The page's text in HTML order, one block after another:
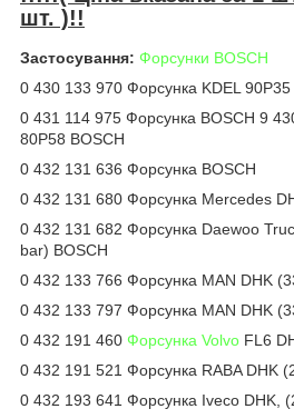
шт. )!!
Застосування: Форсунки BOSCH
0 430 133 970 Форсунка KDEL 90P35
0 431 114 975 Форсунка BOSCH 9
80P58 BOSCH
0 432 131 636 Форсунка BOSCH
0 432 131 680 Форсунка Mercedes
0 432 131 682 Форсунка Daewoo
bar) BOSCH
0 432 133 766 Форсунка MAN DHK
0 432 133 797 Форсунка MAN DHK
0 432 191 460 Форсунка Volvo FL6
0 432 191 521 Форсунка RABA DHK
0 432 193 641 Форсунка Iveco DHK,